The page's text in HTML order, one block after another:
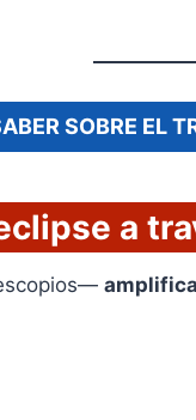
SOBRE EL
a